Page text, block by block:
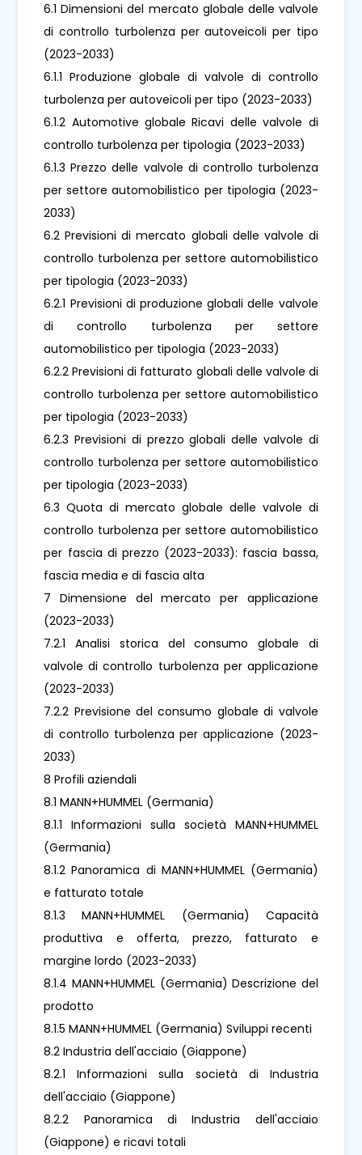
6.1 Dimensioni del mercato globale delle valvole
di controllo turbolenza per autoveicoli per tipo
(2023-2033)
6.1.1 Produzione globale di valvole di controllo
turbolenza per autoveicoli per tipo (2023-2033)
6.1.2 Automotive globale Ricavi delle valvole di
controllo turbolenza per tipologia (2023-2033)
6.1.3 Prezzo delle valvole di controllo turbolenza
per settore automobilistico per tipologia (2023-
2033)
6.2 Previsioni di mercato globali delle valvole di
controllo turbolenza per settore automobilistico
per tipologia (2023-2033)
6.2.1 Previsioni di produzione globali delle valvole
di controllo turbolenza per settore
automobilistico per tipologia (2023-2033)
6.2.2 Previsioni di fatturato globali delle valvole di
controllo turbolenza per settore automobilistico
per tipologia (2023-2033)
6.2.3 Previsioni di prezzo globali delle valvole di
controllo turbolenza per settore automobilistico
per tipologia (2023-2033)
6.3 Quota di mercato globale delle valvole di
controllo turbolenza per settore automobilistico
per fascia di prezzo (2023-2033): fascia bassa,
fascia media e di fascia alta
7 Dimensione del mercato per applicazione
(2023-2033)
7.2.1 Analisi storica del consumo globale di
valvole di controllo turbolenza per applicazione
(2023-2033)
7.2.2 Previsione del consumo globale di valvole
di controllo turbolenza per applicazione (2023-
2033)
8 Profili aziendali
8.1 MANN+HUMMEL (Germania)
8.1.1 Informazioni sulla società MANN+HUMMEL
(Germania)
8.1.2 Panoramica di MANN+HUMMEL (Germania)
e fatturato totale
8.1.3 MANN+HUMMEL (Germania) Capacità
produttiva e offerta, prezzo, fatturato e
margine lordo (2023-2033)
8.1.4 MANN+HUMMEL (Germania) Descrizione del
prodotto
8.1.5 MANN+HUMMEL (Germania) Sviluppi recenti
8.2 Industria dell'acciaio (Giappone)
8.2.1 Informazioni sulla società di Industria
dell'acciaio (Giappone)
8.2.2 Panoramica di Industria dell'acciaio
(Giappone) e ricavi totali